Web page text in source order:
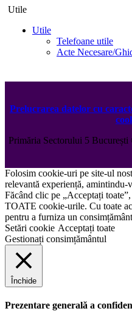
Utile
Utile
Telefoane utile
Acte Necesare/
Prelucrarea datelor cu
Primăria Sectorului 5 București
Folosim cookie-uri pe site-ul
relevantă experiență,
Făcând clic pe „Acceptați
TOATE cookie-urile. Cu toate
pentru a furniza un
Setări cookie Acceptați toate
Gestionați consimțământul
Închide
Prezentare generală a